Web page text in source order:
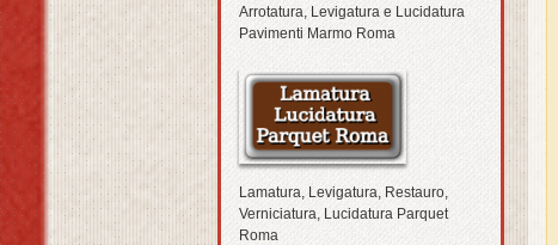
Arrotatura, Levigatura e Lucidatura
Pavimenti Marmo Roma
Lamatura, Levigatura, Restauro,
Verniciatura, Lucidatura Parquet
Roma